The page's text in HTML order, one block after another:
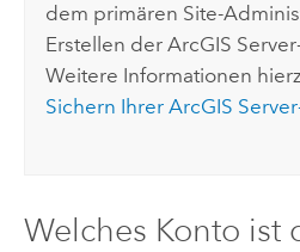
dem primären Site-
Erstellen derArcGIS Server
Weitere Informationen
Sichern IhrerArcGIS Server
Welches Konto ist